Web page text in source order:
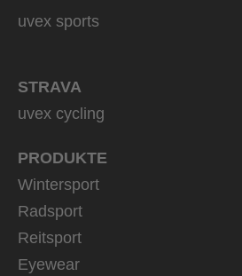
uvex sports
STRAVA
uvex cycling
PRODUKTE
Wintersport
Radsport
Reitsport
Eyewear